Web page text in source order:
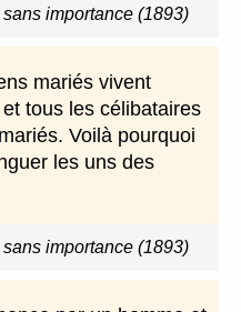
importance (1893)
mariés vivent
tous les célibataires
Voilà pourquoi
les uns des
importance (1893)